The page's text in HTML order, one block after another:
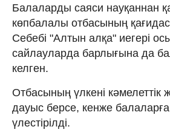
Балаларды саяси науқаннан
көпбалалы отбасының
Себебі "Алтын алқа" иегері осы
сайлауларда барлығына да
келген.
Отбасының үлкені кәмелеттік
дауыс берсе, кенже балаларға
үлестірілді.